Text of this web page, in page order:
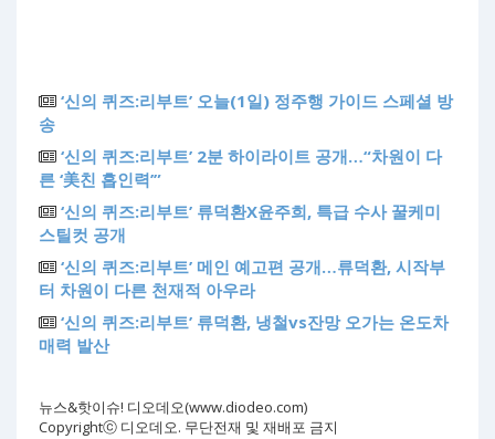
‘신의 퀴즈:리부트’ 오늘(1일) 정주행 가이드 스페셜 방
송
‘신의 퀴즈:리부트’ 2분 하이라이트 공개…“차원이 다
른 ‘美친 흡인력’”
‘신의 퀴즈:리부트’ 류덕환X윤주희, 특급 수사 꿀케미
스틸컷 공개
‘신의 퀴즈:리부트’ 메인 예고편 공개…류덕환, 시작부
터 차원이 다른 천재적 아우라
‘신의 퀴즈:리부트’ 류덕환, 냉철vs잔망 오가는 온도차
매력 발산
뉴스&핫이슈! 디오데오(www.diodeo.com)
Copyrightⓒ 디오데오. 무단전재 및 재배포 금지